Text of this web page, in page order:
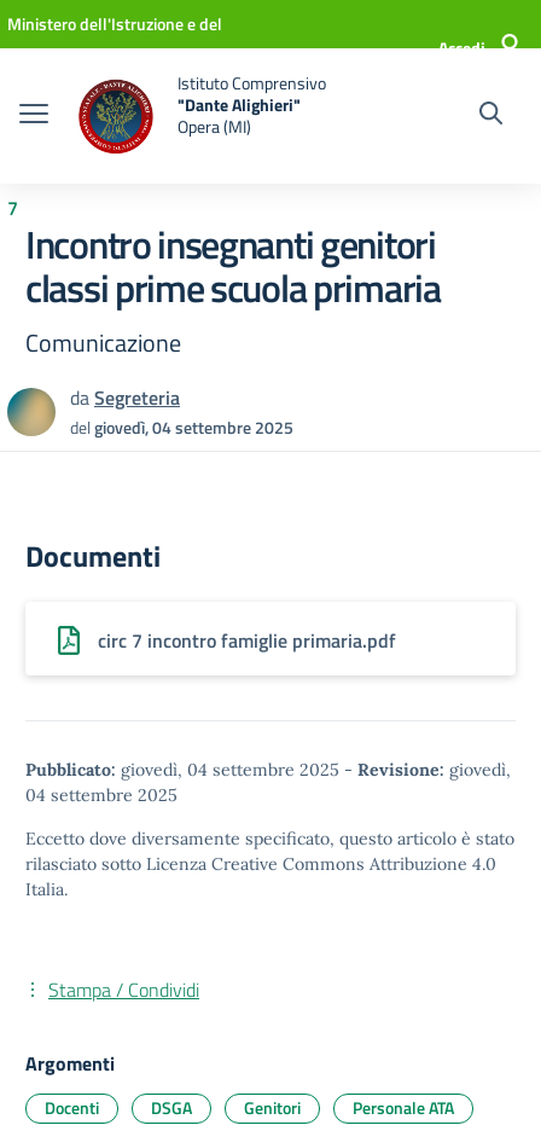
Vai ai contenuti
Vai al menu di navigazione
Vai al footer
Ministero dell'Istruzione e del
Accedi
Istituto Comprensivo
"Dante Alighieri"
Opera (MI)
7
Incontro insegnanti genitori
classi prime scuola primaria
Comunicazione
daSegreteria
delgiovedì, 04 settembre 2025
Documenti
circ 7 incontro famiglie primaria.pdf
Pubblicato: giovedì, 04 settembre 2025 - Revisione: giovedì,
04 settembre 2025
Eccetto dove diversamente specificato, questo articolo è stato
rilasciato sotto Licenza Creative Commons Attribuzione 4.0
Italia.
Stampa / Condividi
Argomenti
Docenti DSGA Genitori
Personale ATA